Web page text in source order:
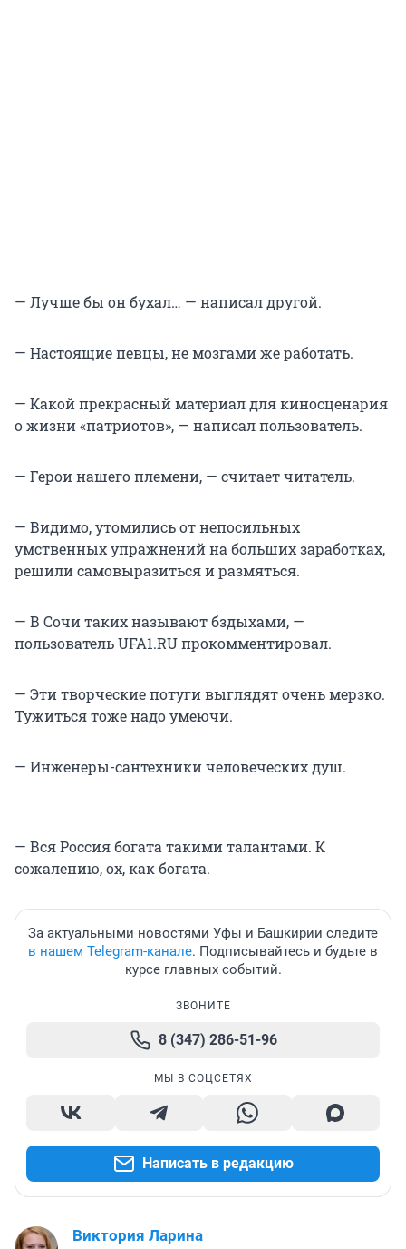
— Лучше бы он бухал… — написал другой.
— Настоящие певцы, не мозгами же работать.
— Какой прекрасный материал для киносценария
о жизни «патриотов», — написал пользователь.
— Герои нашего племени, — считает читатель.
— Видимо, утомились от непосильных
умственных упражнений на больших заработках,
решили самовыразиться и размяться.
— В Сочи таких называют бздыхами, —
пользователь UFA1.RU прокомментировал.
— Эти творческие потуги выглядят очень мерзко.
Тужиться тоже надо умеючи.
— Инженеры-сантехники человеческих душ.
— Вся Россия богата такими талантами. К
сожалению, ох, как богата.
За актуальными новостями Уфы и Башкирии следите
в нашем Telegram-канале. Подписывайтесь и будьте в
курсе главных событий.
ЗВОНИТЕ
8 (347) 286-51-96
МЫ В СОЦСЕТЯХ
Написать в редакцию
Виктория Ларина